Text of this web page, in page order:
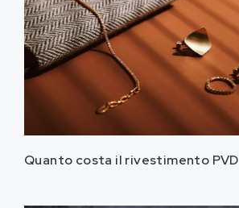
Quanto costa il rivestimento PVD